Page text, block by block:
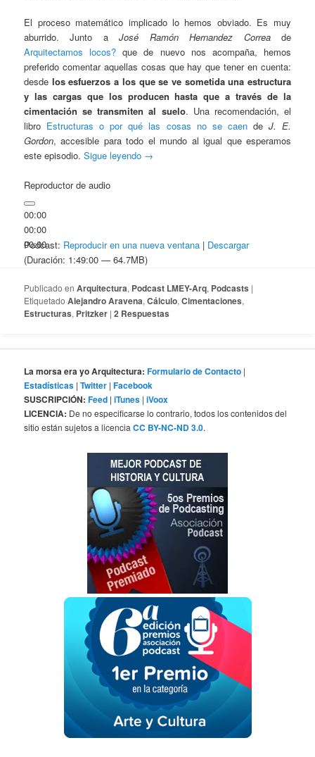
El proceso matemático implicado lo hemos obviado. Es muy
aburrido. Junto aJosé Ramón Hernandez Correade
Arquitectamos locos? que de nuevo nos acompaña, hemos
preferido comentar aquellas cosas que hay que tener en cuenta:
desde los esfuerzos a los que se ve sometida una estructura
y las cargas que los producen hasta que a través de la
cimentación se transmiten al suelo. Una recomendación, el
libro Estructuras o por qué las cosas no se caende J. E.
Gordon, accesible para todo el mundo al igual que esperamos
este episodio.Sigue leyendo →
Reproductor de audio
00:00
00:00
00:00
Podcast: Reproducir en una nueva ventana | Descargar
(Duración: 1:49:00 — 64.7MB)
Publicado en Arquitectura, Podcast LMEY-Arq, Podcasts |
Etiquetado Alejandro Aravena,Cálculo,Cimentaciones,
Estructuras, Pritzker |2 Respuestas
La morsa era yo Arquitectura: Formulario de Contacto |
Estadísticas |Twitter |Facebook
SUSCRIPCIÓN: Feed |iTunes |iVoox
LICENCIA: De no especificarse lo contrario, todos los contenidos del
sitio están sujetos a licenciaCC BY-NC-ND 3.0.